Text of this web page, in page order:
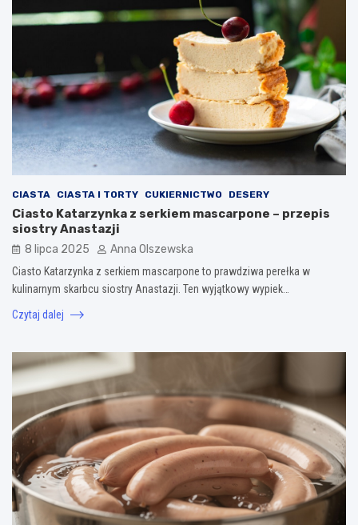
CIASTA CIASTA I TORTY CUKIERNICTWO DESERY
Ciasto Katarzynka z serkiem mascarpone – przepis
siostry Anastazji
8 lipca 2025 Anna Olszewska
Ciasto Katarzynka z serkiem mascarpone to prawdziwa perełka w
kulinarnym skarbcu siostry Anastazji. Ten wyjątkowy wypiek…
Czytaj dalej